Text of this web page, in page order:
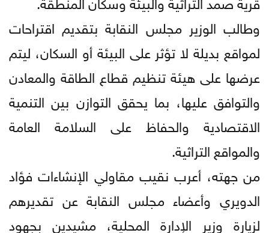
وطالب الوزير مجلس النقابة بتقديم اقتراحات
لمواقع بديلة لا تؤثر على البيئة أو السكان، ليتم
عرضها على هيئة تنظيم قطاع الطاقة والمعادن
والتوافق عليها، بما يحقق التوازن بين التنمية
الاقتصادية والحفاظ على السلامة العامة
والمواقع التراثية.
من جهته، أعرب نقيب مقاولي الإنشاءات فؤاد
الدويري وأعضاء مجلس النقابة عن تقديرهم
لزيارة وزير الإدارة المحلية، مشيدين بجهود